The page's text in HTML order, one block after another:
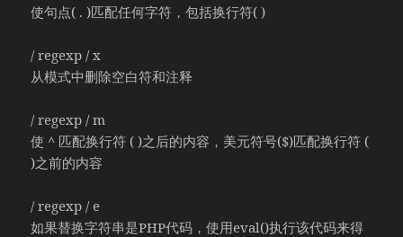
使句点( . )匹配任何字符，包括换行符( )
/ regexp / x
从模式中删除空白符和注释
/ regexp / m
使 ^ 匹配换行符 ( )之后的内容，美元符号($)匹配换行符 (
)之前的内容
/ regexp / e
如果替换字符串是PHP代码，使用eval()执行该代码来得